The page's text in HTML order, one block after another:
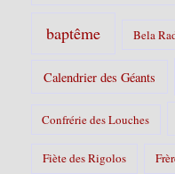
baptême Bela
Calendrier des Géants
Confrérie des Louches
Fiète des Rigolos